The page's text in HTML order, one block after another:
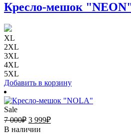
Кресло-мешок
XL
2XL
3XL
4XL
5XL
Добавить в корзину
Sale
7 000₽ 3 999₽
В наличии